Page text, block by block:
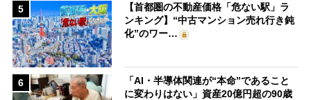
5
【首都圏の不動産価格「危ない駅」ラ
ンキング】“中古マンション売れ行き鈍
化”のワー…
6
「AI・半導体関連が“本命”であること
に変わりはない」資産20億円超の90歳